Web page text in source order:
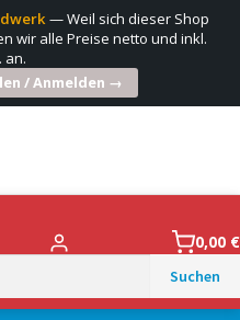
— Weil sich dieser Shop
wir alle Preise netto und inkl.
an.
/ Anmelden →
0,00 €